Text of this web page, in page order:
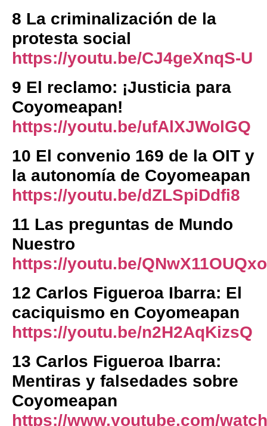
8 La criminalización de la
protesta social
https://youtu.be/CJ4geXnqS-U
9 El reclamo: ¡Justicia para
Coyomeapan!
https://youtu.be/ufAlXJWolGQ
10 El convenio 169 de la OIT y
la autonomía de Coyomeapan
https://youtu.be/dZLSpiDdfi8
11 Las preguntas de Mundo
Nuestro
https://youtu.be/QNwX11OUQxo
12 Carlos Figueroa Ibarra: El
caciquismo en Coyomeapan
https://youtu.be/n2H2AqKizsQ
13 Carlos Figueroa Ibarra:
Mentiras y falsedades sobre
Coyomeapan
https://www.youtube.com/